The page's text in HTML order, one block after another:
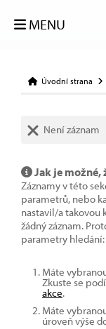
MENU
Úvodní strana
Není záznam
Jak je možné,
Záznamy v této
parametrů, nebo
nastavil/a takovou
žádný záznam.
parametry hledání:
Máte
Zkuste se
akce.
Máte
úroveň výše